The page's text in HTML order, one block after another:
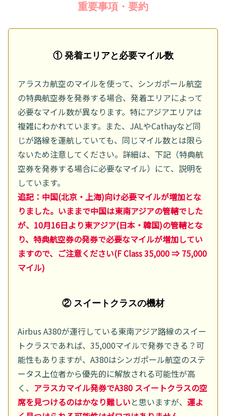
重要事項・要約
① 発着エリアと必要マイル数
アラスカ航空のマイルを使って、シンガポール航空
の特典航空券を発券する場合、発着エリアによって
必要なマイル数が異なります。特にアジアエリアは
複雑にわかれています。また、JALやCathayなど同
じが路線を運航していても、同じマイル数とは限ら
ないため注意してください。詳細は、下記（特典航
空券を発券する場合に必要なマイル）にて、説明を
しています。
追記：中国(北京・上海)向け必要マイルが増加とな
りました。いままで中国は東南アジアの管轄でした
が、10月16日より東アジア(日本・韓国)の管轄とな
り、特典航空券の発券で必要なマイルが増加してい
ますので、ご注意ください(F Class 35,000 ⇒ 75,000
マイル)
② スイートクラスの機材
Airbus A380が運行している東南アジア路線のスイー
トクラスであれば、35,000マイルで発券できる？可
能性もありますが、A380はシンガポール航空のステ
ータス上位者から優先的に解放される可能性が高
く、 アラスカマイル発券でA380 スイートクラスの空
席を見つけるのはかなり難しいと思いますが、 運よ